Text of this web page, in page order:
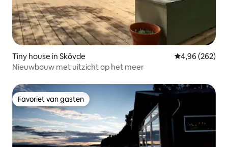
Tiny house in Skövde Gemiddelde
4,96 (262)
Nieuwbouw met uitzicht op het meer
Favoriet van gasten
Favoriet van gasten